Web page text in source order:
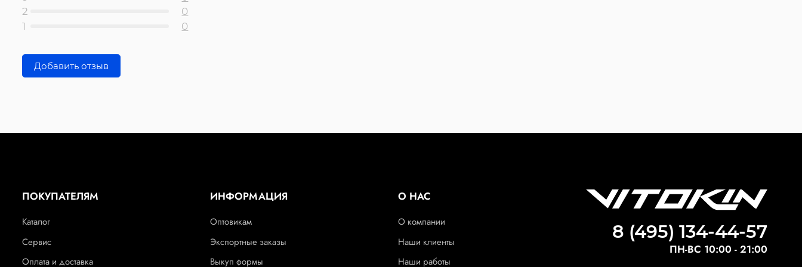
2
0
1
0
Добавить отзыв
ПОКУПАТЕЛЯМ
Каталог
Сервис
Оплата и доставка
ИНФОРМАЦИЯ
Оптовикам
Экспортные заказы
Выкуп формы
О НАС
О компании
Наши клиенты
Наши работы
8 (495) 134-44-57
ПН-ВС 10:00 - 21:00